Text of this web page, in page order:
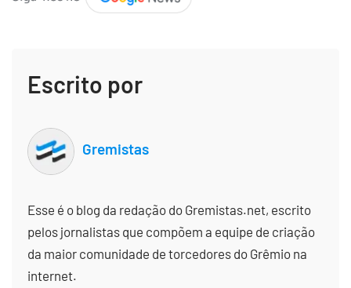
Escrito por
Gremistas
Esse é o blog da redação do Gremistas.net, escrito
pelos jornalistas que compõem a equipe de criação
da maior comunidade de torcedores do Grêmio na
internet.